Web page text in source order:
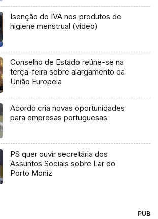
Isenção do IVA nos produtos de
higiene menstrual (vídeo)
Conselho de Estado reúne-se na
terça-feira sobre alargamento da
União Europeia
Acordo cria novas oportunidades
para empresas portuguesas
PS quer ouvir secretária dos
Assuntos Sociais sobre Lar do
Porto Moniz
PUB